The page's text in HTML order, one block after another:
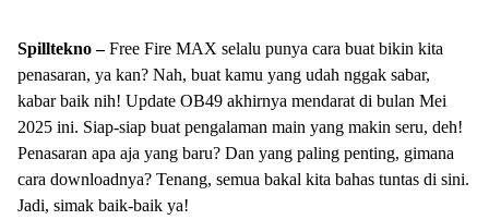
Spilltekno –Free Fire MAX selalu punya cara buat bikin kita
penasaran, ya kan? Nah, buat kamu yang udah nggak sabar,
kabar baik nih! Update OB49 akhirnya mendarat di bulan Mei
2025 ini. Siap-siap buat pengalaman main yang makin seru, deh!
Penasaran apa aja yang baru? Dan yang paling penting, gimana
cara downloadnya? Tenang, semua bakal kita bahas tuntas di sini.
Jadi, simak baik-baik ya!